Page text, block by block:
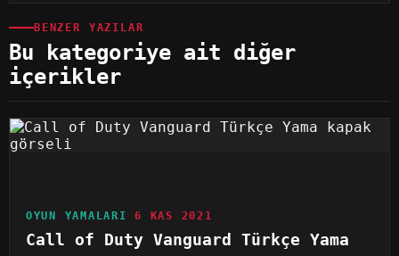
BENZER YAZILAR
Bu kategoriye ait diğer
içerikler
OYUN YAMALARI 6 KAS 2021
Call of Duty Vanguard Türkçe Yama